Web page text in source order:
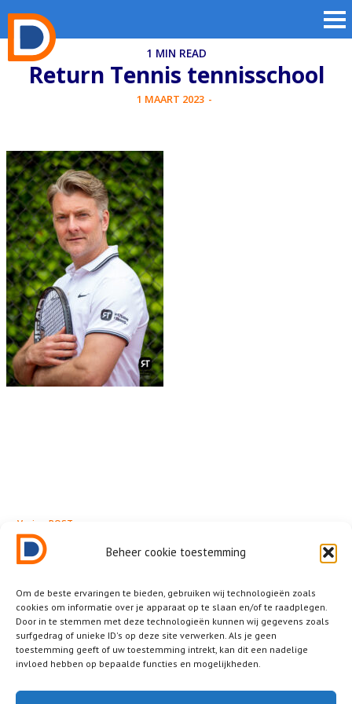
Beheer cookie toestemming
Om de beste ervaringen te bieden, gebruiken wij technologieën zoals
cookies om informatie over je apparaat op te slaan en/of te raadplegen.
Door in te stemmen met deze technologieën kunnen wij gegevens zoals
surfgedrag of unieke ID's op deze site verwerken. Als je geen
toestemming geeft of uw toestemming intrekt, kan dit een nadelige
invloed hebben op bepaalde functies en mogelijkheden.
1 MIN READ
Return Tennis tennisschool
1 MAART 2023 -
← Vorige POST
Return Tennis
Related News
Other posts that you should not miss.